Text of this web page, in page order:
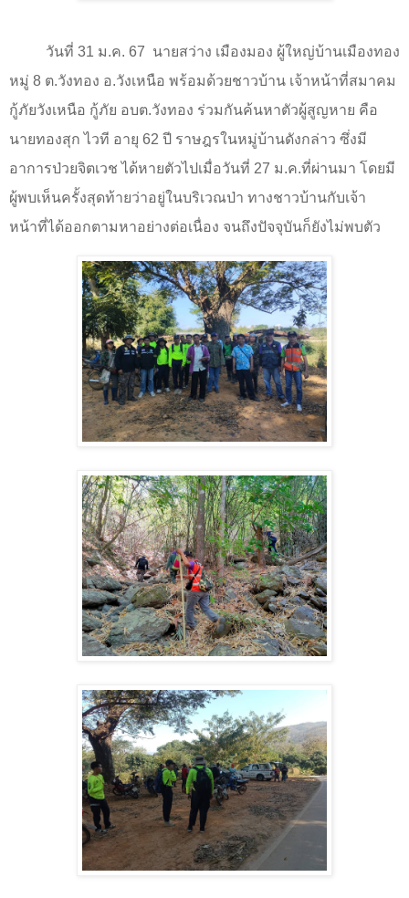
วันที่ 31 ม.ค. 67 นายสว่าง เมืองมอง ผู้ใหญ่บ้านเมืองทอง
หมู่ 8 ต.วังทอง อ.วังเหนือ พร้อมด้วยชาวบ้าน เจ้าหน้าที่สมาคม
กู้ภัยวังเหนือ กู้ภัย อบต.วังทอง ร่วมกันค้นหาตัวผู้สูญหาย คือ
นายทองสุก ไวที อายุ 62 ปี ราษฎรในหมู่บ้านดังกล่าว ซึ่งมี
อาการป่วยจิตเวช ได้หายตัวไปเมื่อวันที่ 27 ม.ค.ที่ผ่านมา โดยมี
ผู้พบเห็นครั้งสุดท้ายว่าอยู่ในบริเวณป่า ทางชาวบ้านกับเจ้า
หน้าที่ได้ออกตามหาอย่างต่อเนื่อง จนถึงปัจจุบันก็ยังไม่พบตัว